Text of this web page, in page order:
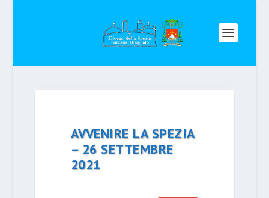
AVVENIRE LA SPEZIA
– 26 SETTEMBRE
2021